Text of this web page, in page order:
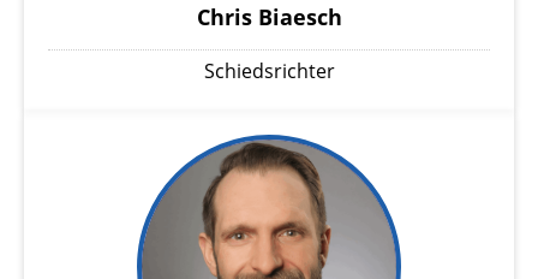
Chris Biaesch
Schiedsrichter